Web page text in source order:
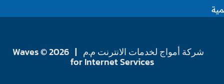
شركة أمواج لخدمات الانترنت م.م | 2026 © Waves
for Internet Services